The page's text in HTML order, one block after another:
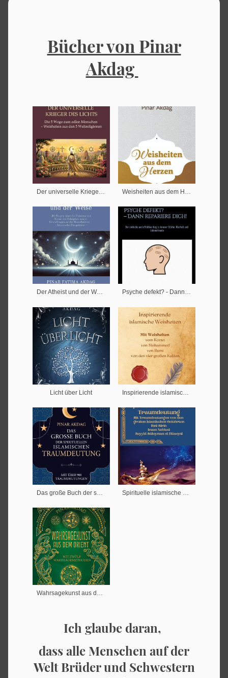
Bücher von Pinar
Akdag
Der universelle Krieger des Lichts Weisheiten aus dem Herzen
Der Atheist und der Weise Psyche defekt? - Dann repariere dich!
Licht über Licht Inspirierende islamische Weisheiten
Das große Buch der spirituellen islamischen Traumdeutung Spirituelle islamische Traumdeutung
Wahrsagekunst aus dem Orient
Ich glaube daran,
dass alle Menschen auf der
Welt Brüder und Schwestern